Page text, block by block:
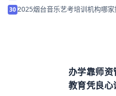
302025烟台音乐艺考培训机构哪家
办学靠师资
教育凭良心